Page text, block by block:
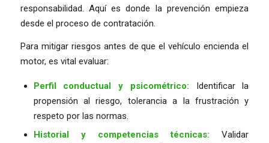
responsabilidad. Aquí es donde la prevención empieza
desde el proceso de contratación.
Para mitigar riesgos antes de que el vehículo encienda el
motor, es vital evaluar:
Perfil conductual y psicométrico: Identificar la
propensión al riesgo, tolerancia a la frustración y
respeto por las normas.
Historial y competencias técnicas: Validar